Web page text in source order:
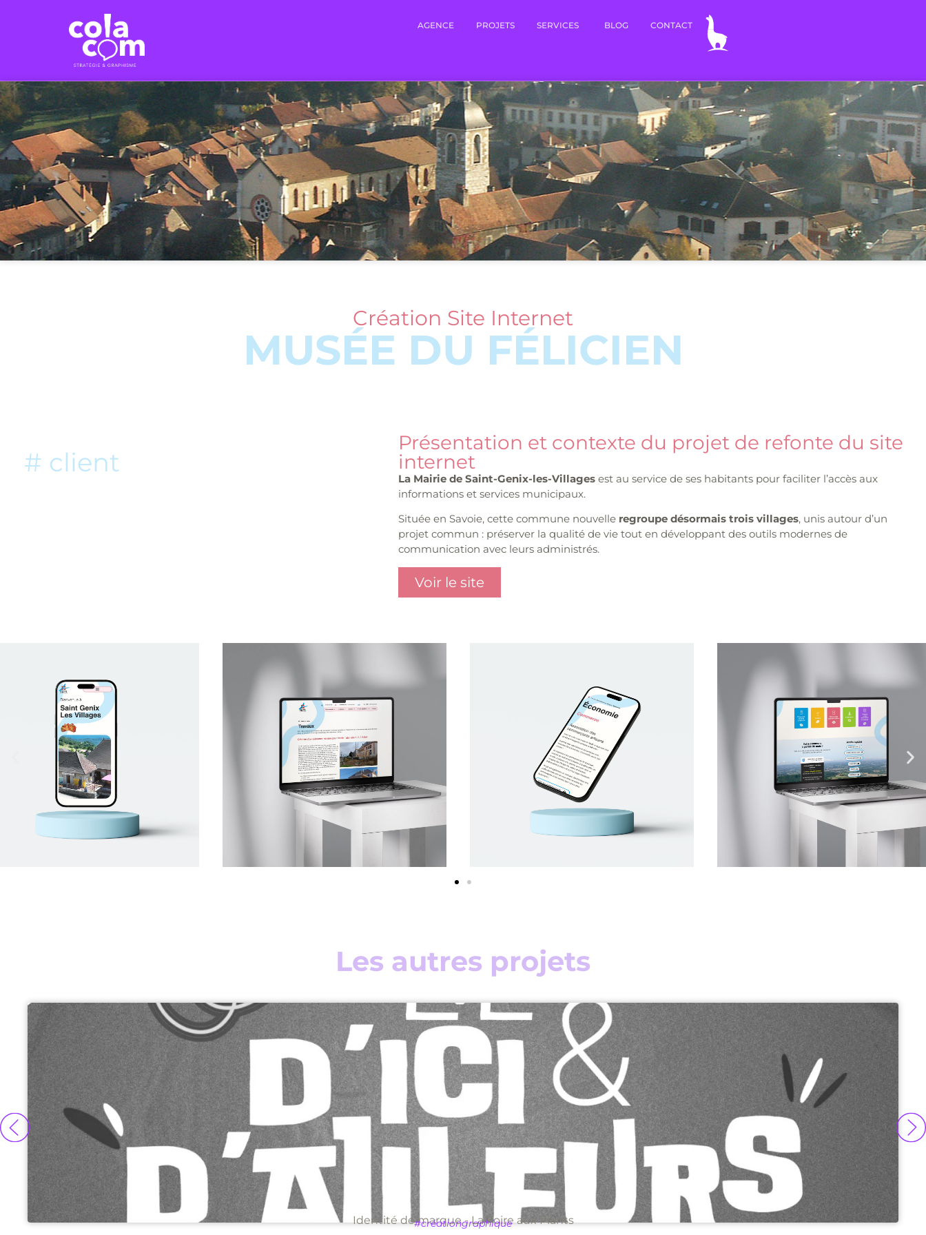
AGENCE PROJETS SERVICES BLOG CONTACT
Création Site Internet
MUSÉE DU FÉLICIEN
# client
Présentation et contexte du projet de refonte du site
internet
La Mairie de Saint-Genix-les-Villagesest au service de ses habitants pour faciliter l’accès aux
informations et services municipaux.
Située en Savoie, cette commune nouvelle regroupe désormais trois villages, unis autour d’un
projet commun : préserver la qualité de vie tout en développant des outils modernes de
communication avec leurs administrés.
Voir le site
Les autres projets
Identité de marque - La Foire aux Plants
#créationgraphique